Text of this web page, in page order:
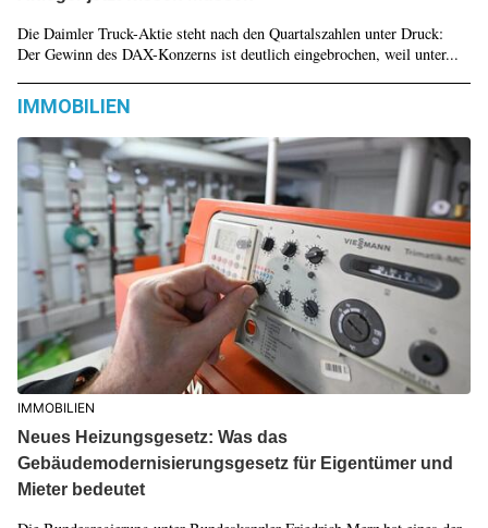
Die Daimler Truck-Aktie steht nach den Quartalszahlen unter Druck:
Der Gewinn des DAX-Konzerns ist deutlich eingebrochen, weil unter...
IMMOBILIEN
IMMOBILIEN
Neues Heizungsgesetz: Was das
Gebäudemodernisierungsgesetz für Eigentümer und
Mieter bedeutet